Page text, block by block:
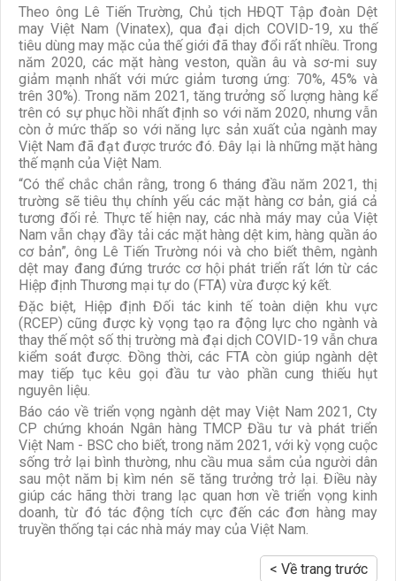
Theo ông Lê Tiến Trường, Chủ tịch HĐQT Tập đoàn Dệt
may Việt Nam (Vinatex), qua đại dịch COVID-19, xu thế
tiêu dùng may mặc của thế giới đã thay đổi rất nhiều. Trong
năm 2020, các mặt hàng veston, quần âu và sơ-mi suy
giảm mạnh nhất với mức giảm tương ứng: 70%, 45% và
trên 30%). Trong năm 2021, tăng trưởng số lượng hàng kể
trên có sự phục hồi nhất định so với năm 2020, nhưng vẫn
còn ở mức thấp so với năng lực sản xuất của ngành may
Việt Nam đã đạt được trước đó. Đây lại là những mặt hàng
thế mạnh của Việt Nam.
“Có thể chắc chắn rằng, trong 6 tháng đầu năm 2021, thị
trường sẽ tiêu thụ chính yếu các mặt hàng cơ bản, giá cả
tương đối rẻ. Thực tế hiện nay, các nhà máy may của Việt
Nam vẫn chạy đầy tải các mặt hàng dệt kim, hàng quần áo
cơ bản”, ông Lê Tiến Trường nói và cho biết thêm, ngành
dệt may đang đứng trước cơ hội phát triển rất lớn từ các
Hiệp định Thương mại tự do (FTA) vừa được ký kết.
Đặc biệt, Hiệp định Đối tác kinh tế toàn diện khu vực
(RCEP) cũng được kỳ vọng tạo ra động lực cho ngành và
thay thế một số thị trường mà đại dịch COVID-19 vẫn chưa
kiểm soát được. Đồng thời, các FTA còn giúp ngành dệt
may tiếp tục kêu gọi đầu tư vào phần cung thiếu hụt
nguyên liệu.
Báo cáo về triển vọng ngành dệt may Việt Nam 2021, Cty
CP chứng khoán Ngân hàng TMCP Đầu tư và phát triển
Việt Nam - BSC cho biết, trong năm 2021, với kỳ vọng cuộc
sống trở lại bình thường, nhu cầu mua sắm của người dân
sau một năm bị kìm nén sẽ tăng trưởng trở lại. Điều này
giúp các hãng thời trang lạc quan hơn về triển vọng kinh
doanh, từ đó tác động tích cực đến các đơn hàng may
truyền thống tại các nhà máy may của Việt Nam.
< Về trang trước